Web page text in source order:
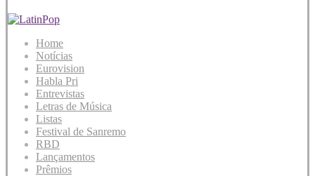
Home
Notícias
Eurovision
Habla Pri
Entrevistas
Letras de Música
Listas
Festival de Sanremo
RBD
Lançamentos
Prêmios